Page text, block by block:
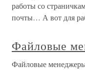
работы со
почты… А вот для
Файловые
Файловые